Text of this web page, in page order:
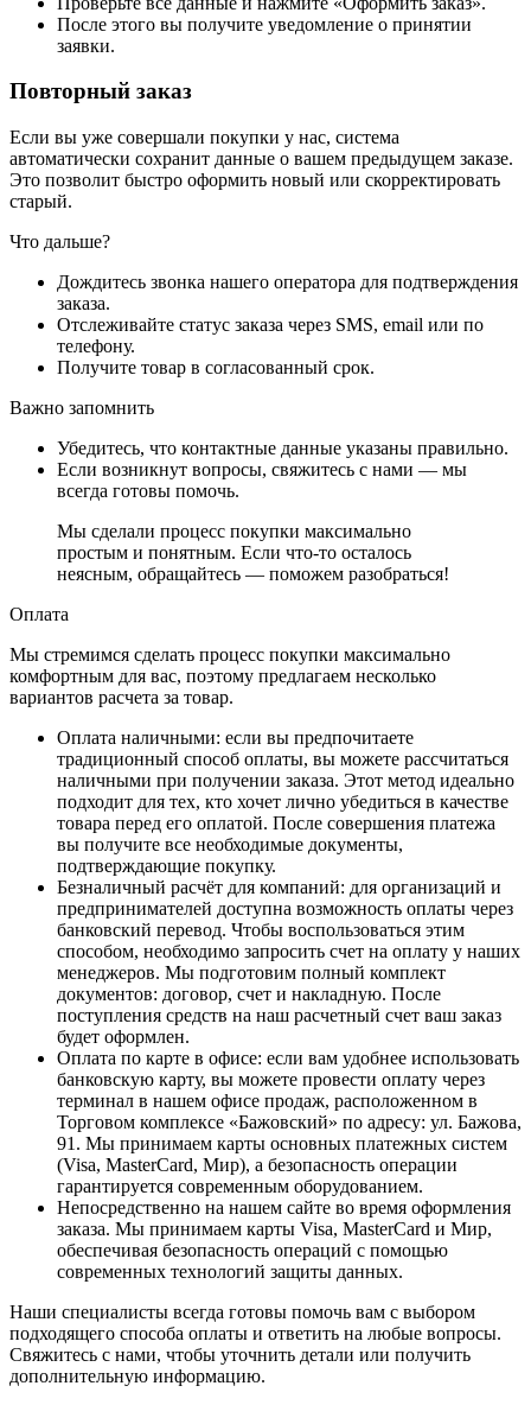
После этого вы получите уведомление о принятии
заявки.
Повторный заказ
Если вы уже совершали покупки у нас, система
автоматически сохранит данные о вашем предыдущем заказе.
Это позволит быстро оформить новый или скорректировать
старый.
Что дальше?
Дождитесь звонка нашего оператора для подтверждения
заказа.
Отслеживайте статус заказа через SMS, email или по
телефону.
Получите товар в согласованный срок.
Важно запомнить
Убедитесь, что контактные данные указаны правильно.
Если возникнут вопросы, свяжитесь с нами — мы
всегда готовы помочь.
Мы сделали процесс покупки максимально
простым и понятным. Если что-то осталось
неясным, обращайтесь — поможем разобраться!
Оплата
Мы стремимся сделать процесс покупки максимально
комфортным для вас, поэтому предлагаем несколько
вариантов расчета за товар.
Оплата наличными: если вы предпочитаете
традиционный способ оплаты, вы можете рассчитаться
наличными при получении заказа. Этот метод идеально
подходит для тех, кто хочет лично убедиться в качестве
товара перед его оплатой. После совершения платежа
вы получите все необходимые документы,
подтверждающие покупку.
Безналичный расчёт для компаний: для организаций и
предпринимателей доступна возможность оплаты через
банковский перевод. Чтобы воспользоваться этим
способом, необходимо запросить счет на оплату у наших
менеджеров. Мы подготовим полный комплект
документов: договор, счет и накладную. После
поступления средств на наш расчетный счет ваш заказ
будет оформлен.
Оплата по карте в офисе: если вам удобнее использовать
банковскую карту, вы можете провести оплату через
терминал в нашем офисе продаж, расположенном в
Торговом комплексе «Бажовский» по адресу: ул. Бажова,
91. Мы принимаем карты основных платежных систем
(Visa, MasterCard, Мир), а безопасность операции
гарантируется современным оборудованием.
Непосредственно на нашем сайте во время оформления
заказа. Мы принимаем карты Visa, MasterCard и Мир,
обеспечивая безопасность операций с помощью
современных технологий защиты данных.
Наши специалисты всегда готовы помочь вам с выбором
подходящего способа оплаты и ответить на любые вопросы.
Свяжитесь с нами, чтобы уточнить детали или получить
дополнительную информацию.